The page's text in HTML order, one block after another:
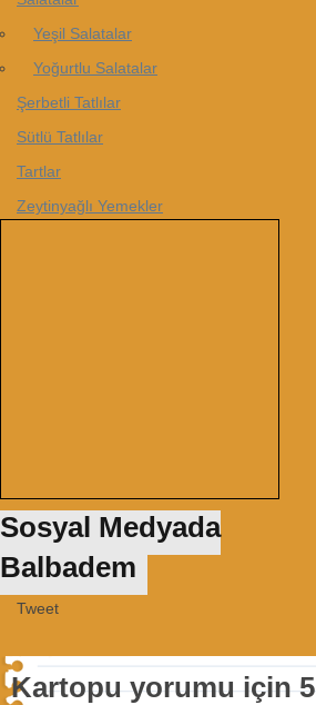
Yeşil Salatalar
Yoğurtlu Salatalar
Şerbetli Tatlılar
Sütlü Tatlılar
Tartlar
Zeytinyağlı Yemekler
Sosyal Medyada
Balbadem
Tweet
Kartopu yorumu için 5